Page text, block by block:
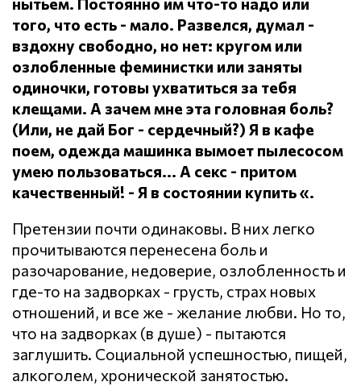
того, что есть - мало. Развелся, думал -
вздохну свободно, но нет: кругом или
озлобленные феминистки или заняты
одиночки, готовы ухватиться за тебя
клещами. А зачем мне эта головная боль?
(Или, не дай Бог - сердечный?) Я в кафе
поем, одежда машинка вымоет пылесосом
умею пользоваться... А секс - притом
качественный! - Я в состоянии купить «.
Претензии почти одинаковы. В них легко
прочитываются перенесена боль и
разочарование, недоверие, озлобленность и
где-то на задворках - грусть, страх новых
отношений, и все же - желание любви. Но то,
что на задворках (в душе) - пытаются
заглушить. Социальной успешностью, пищей,
алкоголем, хронической занятостью.